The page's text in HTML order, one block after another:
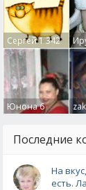
Сергей1 342
Юнона6
Последние
На
есть.